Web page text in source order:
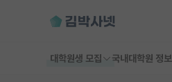
대학원생 모집 국내대학원 정보